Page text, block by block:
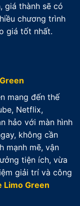
giá thành sẽ có
chương trình
giá tốt nhất.
mang đến thế
Netflix,
hảo với màn hình
không cần
mạnh mẽ, vận
tiện ích, vừa
giải trí và công
Limo Green